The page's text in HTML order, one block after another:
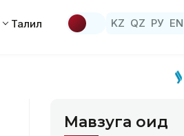
Таҳлил KZ QZ РУ EN
Мавзуга оид